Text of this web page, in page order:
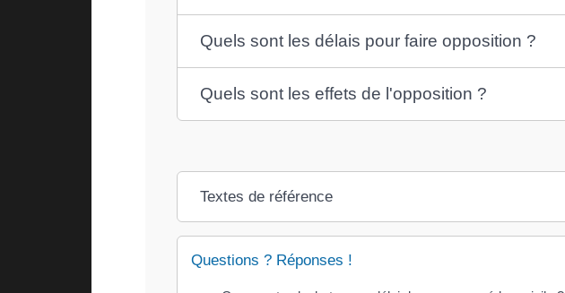
Quels sont les délais pour faire opposition ?
Quels sont les effets de l'opposition ?
Textes de référence
Questions ? Réponses !